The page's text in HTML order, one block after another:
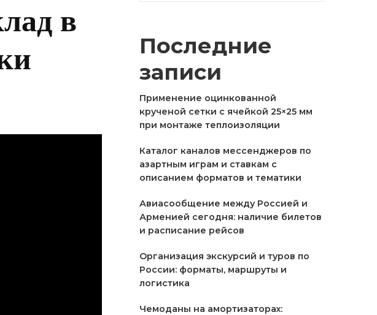
в
Последние
записи
Применение оцинкованной
крученой сетки с ячейкой 25×25 мм
при монтаже теплоизоляции
Каталог каналов мессенджеров по
азартным играм и ставкам с
описанием форматов и тематики
Авиасообщение между Россией и
Арменией сегодня: наличие билетов
и расписание рейсов
Организация экскурсий и туров по
России: форматы, маршруты и
логистика
Чемоданы на амортизаторах: